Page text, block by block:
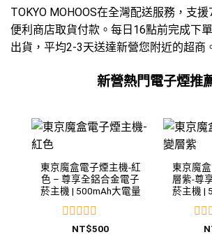
TOKYO MOHOOS在全灣配送服務，支援
便利商店取貨付款。每日16點前完成下
出貨，平均2-3天送達新營您附近的超商
新營熱門電子煙推
東京魔盒電子煙主機-紅
色 – 尊享全鋁合金電子
菸主機 | 500mAh大電量
評NT$500
東京魔
層紫-尊
菸主機 |
評